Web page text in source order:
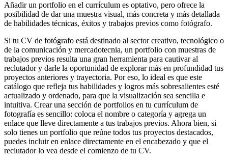
Añadir un portfolio en el currículum es optativo, pero ofrece la
posibilidad de dar una muestra visual, más concreta y más detallada
de habilidades técnicas, éxitos y trabajos previos como fotógrafo.
Si tu CV de fotógrafo está destinado al sector creativo, tecnológico o
de la comunicación y mercadotecnia, un portfolio con muestras de
trabajos previos resulta una gran herramienta para cautivar al
reclutador y darle la oportunidad de explorar más en profundidad tus
proyectos anteriores y trayectoria. Por eso, lo ideal es que este
catálogo que refleja tus habilidades y logros más sobresalientes esté
actualizado y ordenado, para que la visualización sea sencilla e
intuitiva. Crear una sección de portfolios en tu currículum de
fotografía es sencillo: coloca el nombre o categoría y agrega un
enlace que lleve directamente a tus trabajos previos. Ahora bien, si
solo tienes un portfolio que reúne todos tus proyectos destacados,
puedes incluir en enlace directamente en el encabezado y que el
reclutador lo vea desde el comienzo de tu CV.